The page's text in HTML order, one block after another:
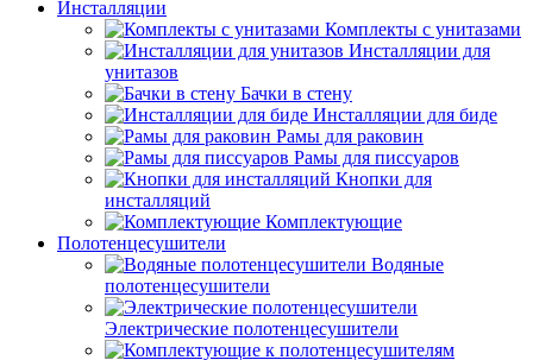
Инсталляции
Комплекты с унитазами
Инсталляции для
унитазов
Бачки в стену
Инсталляции для биде
Рамы для раковин
Рамы для писсуаров
Кнопки для
инсталляций
Комплектующие
Полотенцесушители
Водяные
полотенцесушители
Электрические полотенцесушители